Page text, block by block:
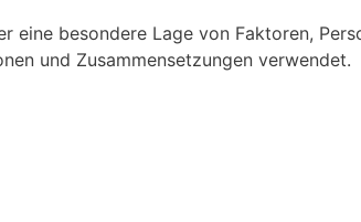
besondere Lage von Faktoren,
und Zusammensetzungen verwendet.